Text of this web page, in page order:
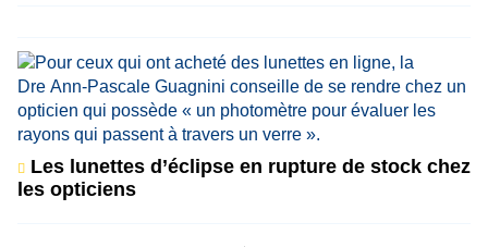
Les lunettes d’éclipse en rupture de stock chez
les opticiens